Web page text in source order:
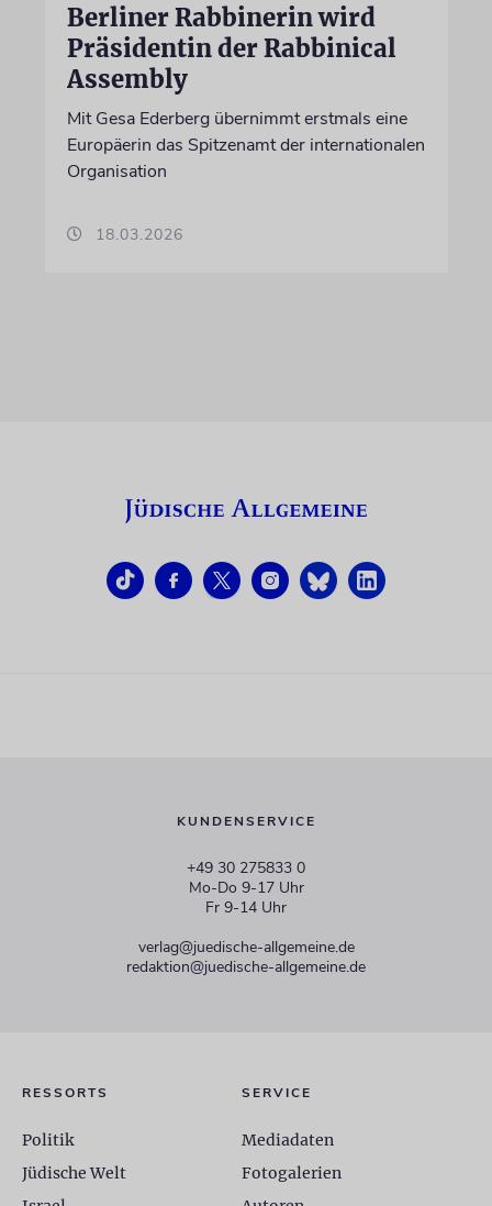
Berliner Rabbinerin wird
Präsidentin der Rabbinical
Assembly
Mit Gesa Ederberg übernimmt erstmals eine
Europäerin das Spitzenamt der internationalen
Organisation
18.03.2026
KUNDENSERVICE
+49 30 275833 0
Mo-Do 9-17 Uhr
Fr 9-14 Uhr
verlag@juedische-allgemeine.de
redaktion@juedische-allgemeine.de
RESSORTS
Politik
Jüdische Welt
SERVICE
Mediadaten
Fotogalerien